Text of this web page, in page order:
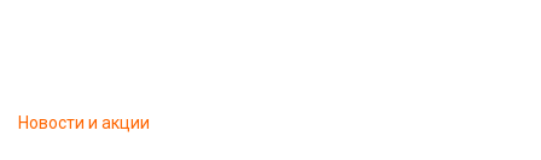
Новости и акции